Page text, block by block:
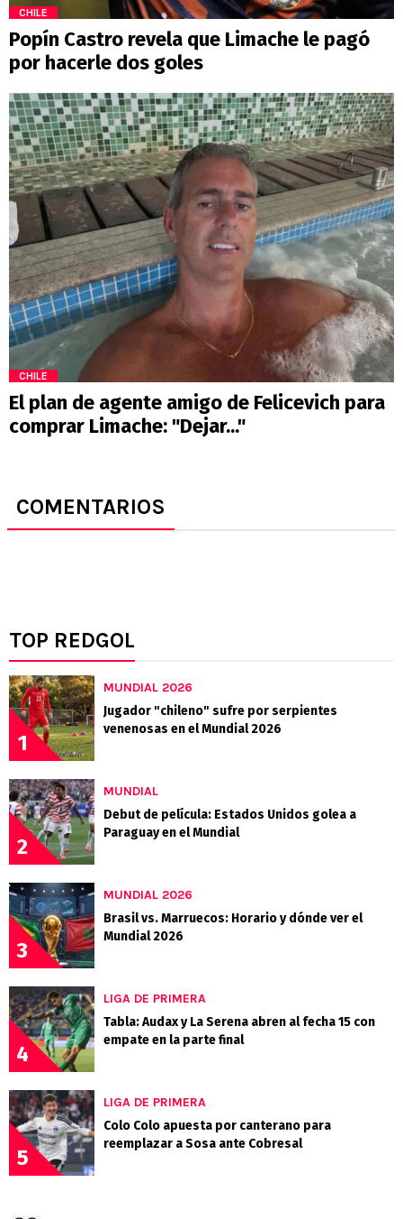
CHILE
Popín Castro revela que Limache le pagó
por hacerle dos goles
CHILE
El plan de agente amigo de Felicevich para
comprar Limache: "Dejar..."
COMENTARIOS
TOP REDGOL
1
MUNDIAL 2026
Jugador "chileno" sufre por serpientes
venenosas en el Mundial 2026
2
MUNDIAL
Debut de película: Estados Unidos golea a
Paraguay en el Mundial
3
MUNDIAL 2026
Brasil vs. Marruecos: Horario y dónde ver el
Mundial 2026
4
LIGA DE PRIMERA
Tabla: Audax y La Serena abren al fecha 15 con
empate en la parte final
5
LIGA DE PRIMERA
Colo Colo apuesta por canterano para
reemplazar a Sosa ante Cobresal